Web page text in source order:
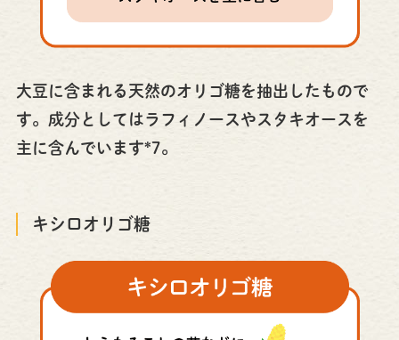
大豆に含まれる天然のオリゴ糖を抽出したもので
す。成分としてはラフィノースやスタキオースを
主に含んでいます*7。
キシロオリゴ糖